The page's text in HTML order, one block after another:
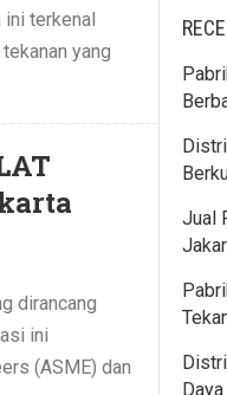
ini terkenal
yang
dirancang
ini
(ASME) dan
Jual